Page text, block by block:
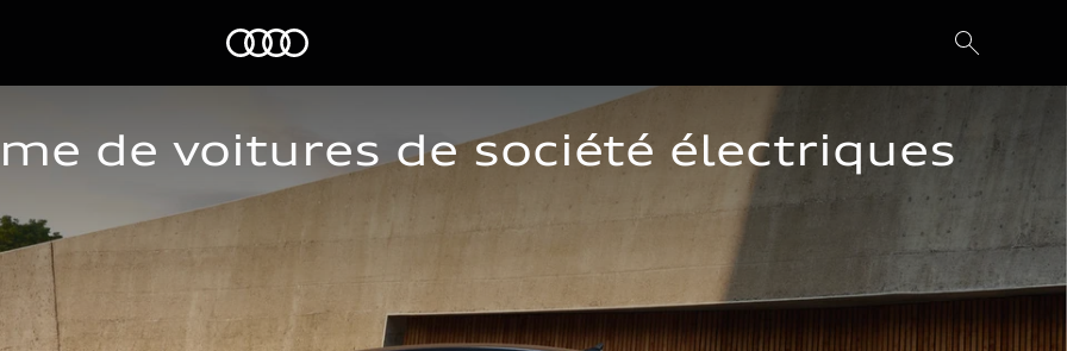
de voitures de société électriques